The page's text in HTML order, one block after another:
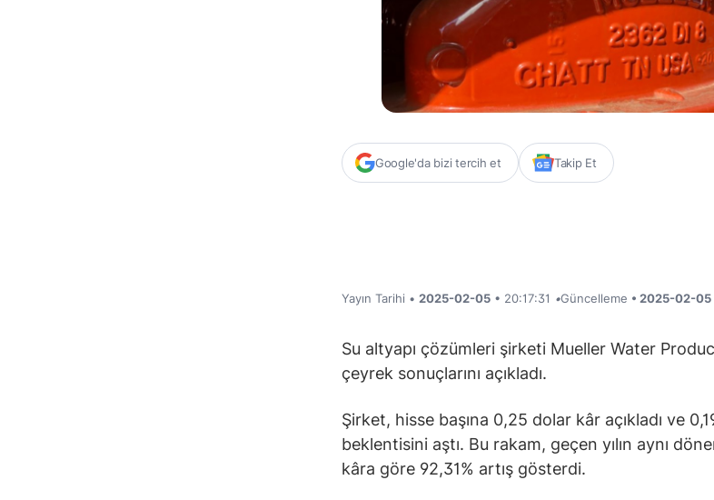
Google'da bizi tercih et Takip Et
Yayın Tarihi • 2025-02-05 • 20:17:31 •Güncelleme • 2025-02-05
Su altyapı çözümleri şirketi Mueller Water
çeyrek sonuçlarını açıkladı.
Şirket, hisse başına 0,25 dolar kâr açıkladı ve
beklentisini aştı. Bu rakam, geçen yılın aynı
kâra göre 92,31% artış gösterdi.